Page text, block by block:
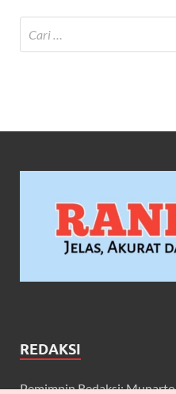
REDAKSI
Pemimpin Redaksi: Munarto